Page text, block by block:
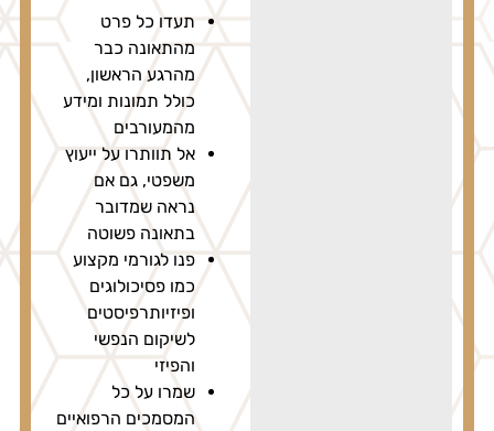
תעדו כל פרט
מהתאונה כבר
מהרגע הראשון,
כולל תמונות ומידע
מהמעורבים
אל תוותרו על ייעוץ
משפטי, גם אם
נראה שמדובר
בתאונה פשוטה
פנו לגורמי מקצוע
כמו פסיכולוגים
ופיזיותרפיסטים
לשיקום הנפשי
שמרו על כל
המסמכים הרפואיים